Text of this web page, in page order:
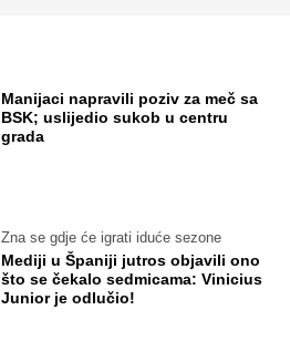
Manijaci napravili poziv za meč sa
BSK; uslijedio sukob u centru
grada
Zna se gdje će igrati iduće sezone
Mediji u Španiji jutros objavili ono
što se čekalo sedmicama: Vinicius
Junior je odlučio!